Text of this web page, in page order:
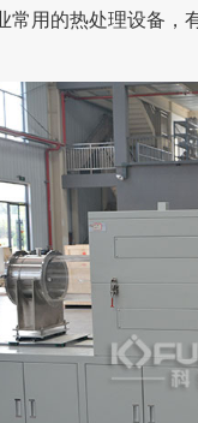
用的热处理设备